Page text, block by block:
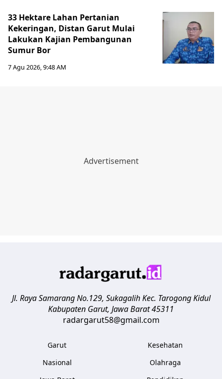
33 Hektare Lahan Pertanian
Kekeringan, Distan Garut Mulai
Lakukan Kajian Pembangunan
Sumur Bor
7 Agu 2026, 9:48 AM
Jl. Raya Samarang No.129, Sukagalih Kec. Tarogong Kidul
Kabupaten Garut, Jawa Barat45311
radargarut58@gmail.com
Garut
Nasional
Kesehatan
Olahraga